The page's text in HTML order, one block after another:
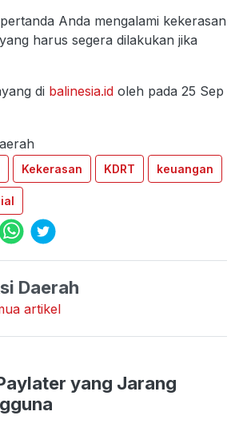
Anda mengalami kekerasan
harus segera dilakukan jika
di balinesia.id oleh pada 25 Sep
Kekerasan KDRT keuangan
Daerah
artikel
yang Jarang